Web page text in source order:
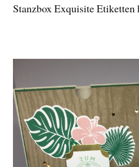
Stanzbox Exquisite Etiketten